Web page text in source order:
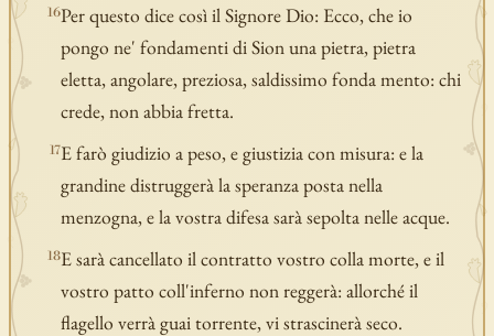
16Per questo dice così il Signore Dio: Ecco, che io
pongo ne' fondamenti di Sion una pietra, pietra
eletta, angolare, preziosa, saldissimo fonda mento: chi
crede, non abbia fretta.
17E farò giudizio a peso, e giustizia con misura: e la
grandine distruggerà la speranza posta nella
menzogna, e la vostra difesa sarà sepolta nelle acque.
18E sarà cancellato il contratto vostro colla morte, e il
vostro patto coll'inferno non reggerà: allorché il
flagello verrà guai torrente, vi strascinerà seco.